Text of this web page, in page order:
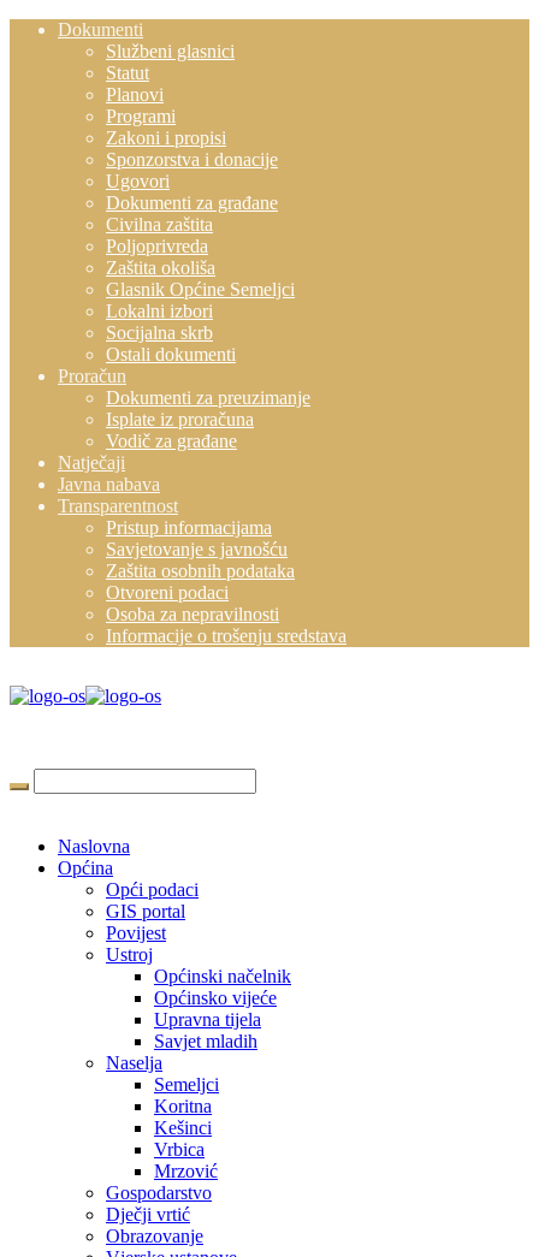
Dokumenti
Službeni glasnici
Statut
Planovi
Programi
Zakoni i propisi
Sponzorstva i donacije
Ugovori
Dokumenti za građane
Civilna zaštita
Poljoprivreda
Zaštita okoliša
Glasnik Općine Semeljci
Lokalni izbori
Socijalna skrb
Ostali dokumenti
Proračun
Dokumenti za preuzimanje
Isplate iz proračuna
Vodič za građane
Natječaji
Javna nabava
Transparentnost
Pristup informacijama
Savjetovanje s javnošću
Zaštita osobnih podataka
Otvoreni podaci
Osoba za nepravilnosti
Informacije o trošenju sredstava
Naslovna
Općina
Opći podaci
GIS portal
Povijest
Ustroj
Općinski načelnik
Općinsko vijeće
Upravna tijela
Savjet mladih
Naselja
Semeljci
Koritna
Kešinci
Vrbica
Mrzović
Gospodarstvo
Dječji vrtić
Obrazovanje